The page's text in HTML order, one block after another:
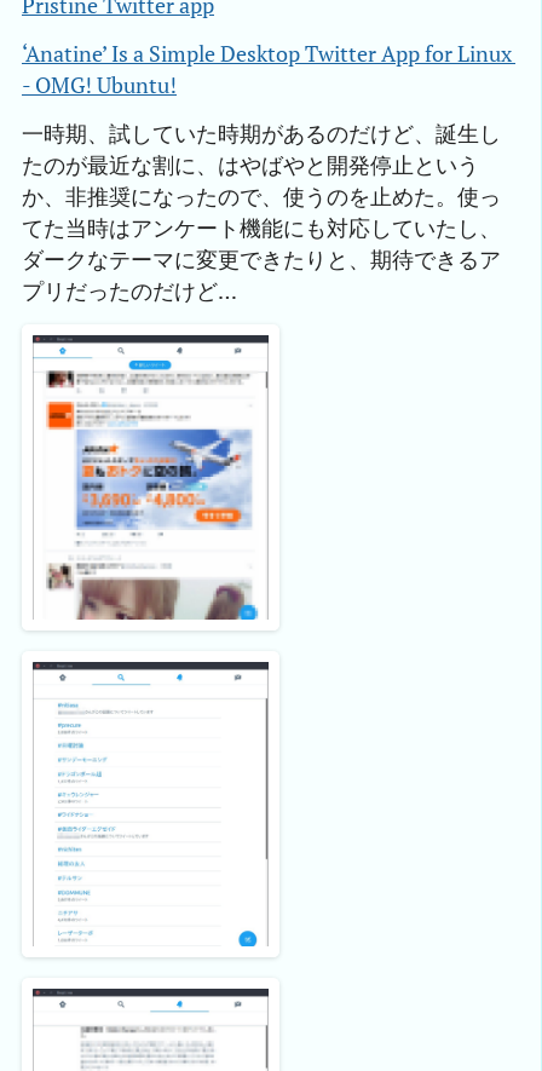
‘Anatine’ Is a Simple Desktop Twitter App for Linux
- OMG! Ubuntu!
一時期、試していた時期があるのだけど、誕生し
たのが最近な割に、はやばやと開発停止という
か、非推奨になったので、使うのを止めた。使っ
てた当時はアンケート機能にも対応していたし、
ダークなテーマに変更できたりと、期待できるア
プリだったのだけど…